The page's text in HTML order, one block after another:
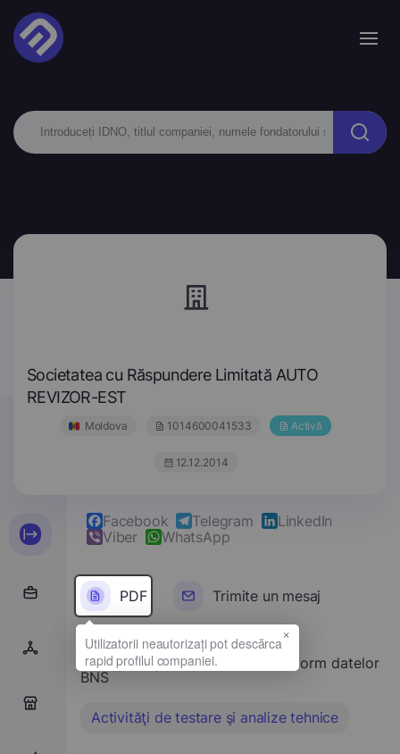
Societatea cu Răspundere Limitată AUTO
REVIZOR-EST
Moldova 1014600041533 Activă
12.12.2014
Facebook Telegram
LinkedIn
Viber
WhatsApp
PDF Trimite un mesaj
Tipul principal de activitate conform datelor
BNS
Activităţi de testare şi analize tehnice
×